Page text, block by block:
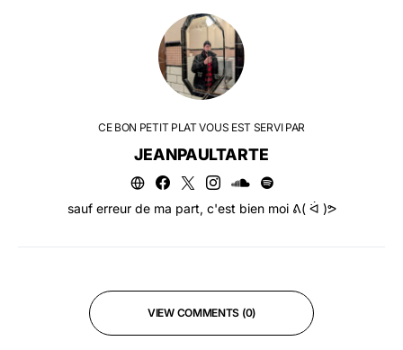
CE BON PETIT PLAT VOUS EST SERVI PAR
JEANPAULTARTE
sauf erreur de ma part, c'est bien moi ᕕ( ᐛ )ᕗ
VIEW COMMENTS (0)